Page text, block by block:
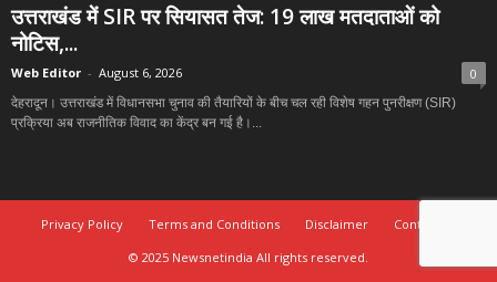
उत्तराखंड में SIR पर सियासत तेज: 19 लाख मतदाताओं को
नोटिस,...
Web Editor - August 6, 2026 0
देहरादून। उत्तराखंड में विधानसभा चुनाव की तैयारियों के बीच चल रही विशेष गहन पुनरीक्षण (SIR)
प्रक्रिया अब राजनीतिक विवाद का केंद्र बन गई है।...
Privacy Policy Terms and Conditions Disclaimer
Contact Us
© 2025 Newsnetindia All rights reserved.